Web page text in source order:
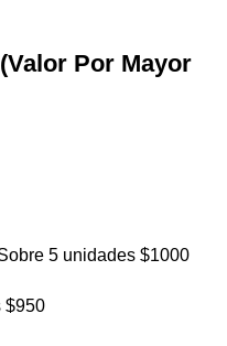
Agregar
a
Por Mayor
5 unidades $1000
$950